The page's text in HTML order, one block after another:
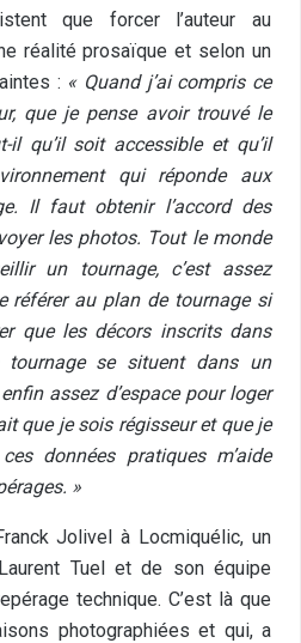
que forcer l’auteur au
réalité prosaïque et selon un
: « Quand j’ai compris ce
que je pense avoir trouvé le
il qu’il soit accessible et qu’il
qui réponde aux
Il faut obtenir l’accord des
les photos. Tout le monde
un tournage, c’est assez
référer au plan de tournage si
que les décors inscrits dans
tournage se situent dans un
assez d’espace pour loger
que je sois régisseur et que je
données pratiques m’aide
»
Jolivel à Locmiquélic, un
Tuel et de son équipe
technique. C’est là que
photographiées et qui, a